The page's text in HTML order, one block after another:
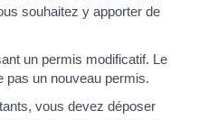
souhaitez y apporter de
un permis modificatif. Le
pas un nouveau permis.
vous devez déposer